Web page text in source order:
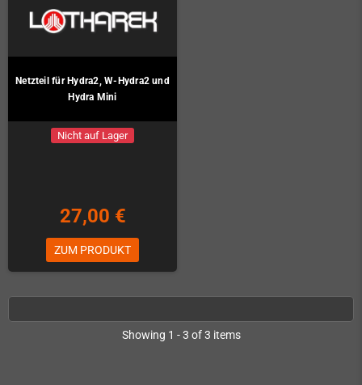
Netzteil für Hydra2, W-Hydra2 und
Hydra Mini
Nicht auf Lager
27,00 €
ZUM PRODUKT
Showing 1 - 3 of 3 items